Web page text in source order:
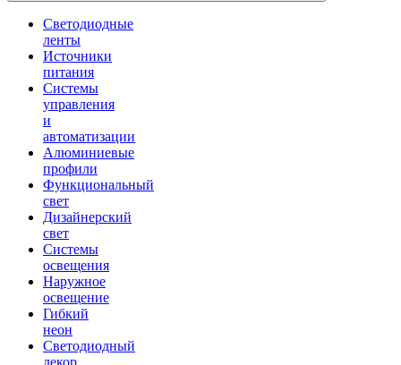
Светодиодные
ленты
Источники
питания
Системы
управления
и
автоматизации
Алюминиевые
профили
Функциональный
свет
Дизайнерский
свет
Системы
освещения
Наружное
освещение
Гибкий
неон
Светодиодный
декор